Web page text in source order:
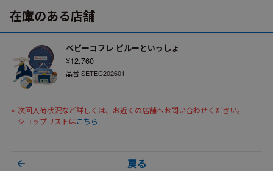
在庫のある店舗
ベビーコフレ ピルーといっしょ
¥12,760
品番 SETEC202601
次回入荷状況など詳しくは、お近くの店舗へお問い合わせください。
ショップリストはこちら
戻る